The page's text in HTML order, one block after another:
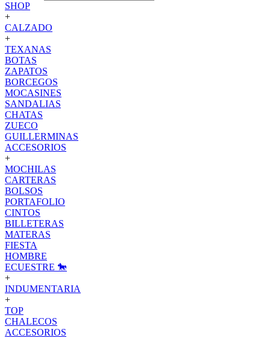
SHOP
+
CALZADO
+
TEXANAS
BOTAS
ZAPATOS
BORCEGOS
MOCASINES
SANDALIAS
CHATAS
ZUECO
GUILLERMINAS
ACCESORIOS
+
MOCHILAS
CARTERAS
BOLSOS
PORTAFOLIO
CINTOS
BILLETERAS
MATERAS
FIESTA
HOMBRE
ECUESTRE 🐎
+
INDUMENTARIA
+
TOP
CHALECOS
ACCESORIOS